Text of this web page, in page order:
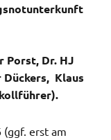
Porst, Dr. HJ
Dückers, Klaus
(ggf. erst am